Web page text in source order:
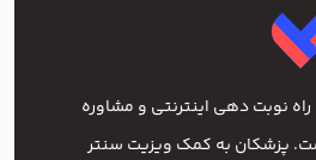
نوبت‌ دهی اینترنتی و مشاوره
پزشکان به کمک ویزیت سنتر